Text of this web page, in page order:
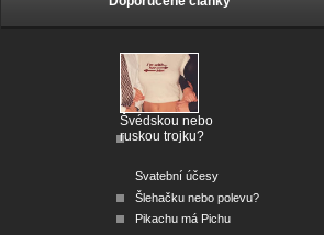
Švédskou nebo
ruskou trojku?
Svatební účesy
Šlehačku nebo polevu?
Pikachu má Pichu